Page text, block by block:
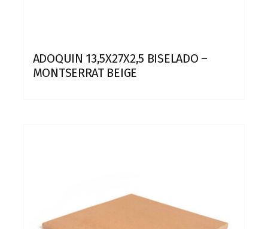
ADOQUIN 13,5X27X2,5 BISELADO –
MONTSERRAT BEIGE